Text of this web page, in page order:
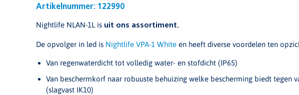
Artikelnummer: 122990
Nightlife NLAN-1L is uit ons assortiment.
De opvolger in led is Nightlife VPA-1 White en heeft diverse voordelen ten
Van regenwaterdicht tot volledig water- en stofdicht (IP65)
Van beschermkorf naar robuuste behuizing welke bescherming biedt tegen
(slagvast IK10)